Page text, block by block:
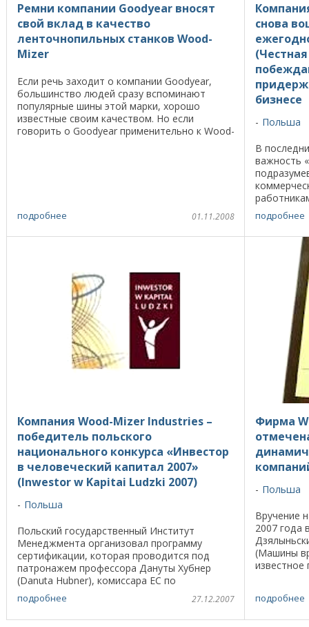
Ремни компании Goodyear вносят
свой вклад в качество
ленточнопильных станков Wood-
Mizer
Если речь заходит о компании Goodyear,
большинство людей сразу вспоминают
популярные шины этой марки, хорошо
известные своим качеством. Но если
говорить о Goodyear применительно к Wood-
подробнее 01.11.2008
снова
бизнесе
Польша
В
важность
свою
подробнее
Компания Wood-Mizer Industries –
победитель польского
национального конкурса «Инвестор
в человеческий капитал 2007»
(Inwestor w Kapitaі Ludzki 2007)
Польша
Польский государственный Институт
Менеджмента организовал программу
сертификации, которая проводится под
патронажем профессора Дануты Хубнер
(Danuta Hubner), комиссара ЕС по
региональному развитию. Программу также
поддерживают польский министр труда ...
подробнее 27.12.2007
Фирма
Польша
Вручение
2007 года
(Машины
известное
подробнее